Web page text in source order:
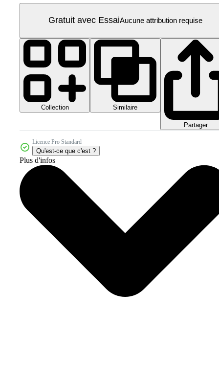
Gratuit avec EssaiAucune attribution requise
Collection Similaire
Partager
Licence Pro Standard
Qu'est-ce que c'est ?
Plus d'infos